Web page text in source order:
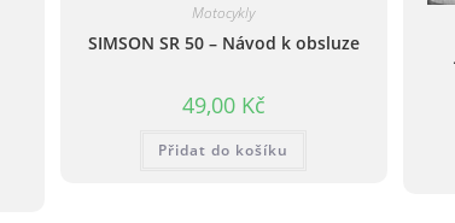
Motocykly
SIMSON SR 50 – Návod k obsluze
49,00 Kč
Přidat do košíku